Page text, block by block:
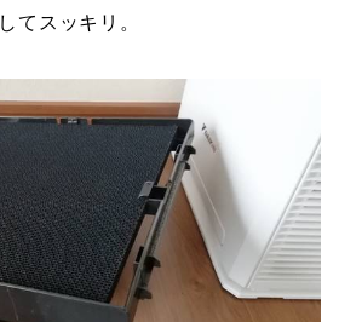
てスッキリ。